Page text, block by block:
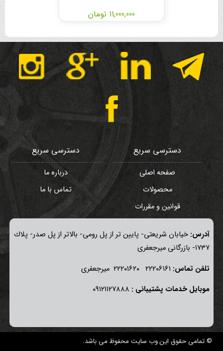
11,000,000 تومان
دسترسی سریع
صفحه اصلی
محصولات
قوانین و مقررات
دسترسی سریع
درباره ما
تماس با ما
آدرس: خيابان شريعتی- پايين تر از پل رومی- بالاتر از پل صدر- پلاك
١٧٣٧- بازرگانی میرجعفری
تلفن تماس:
موبايل خدمات پشتيبانی :
© تمامی حقوق این وب سایت محفوظ می باشد.